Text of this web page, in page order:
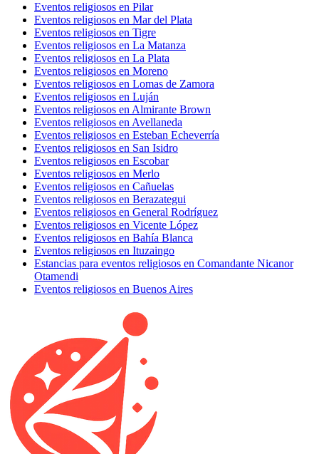
Eventos religiosos en Pilar
Eventos religiosos en Mar del Plata
Eventos religiosos en Tigre
Eventos religiosos en La Matanza
Eventos religiosos en La Plata
Eventos religiosos en Moreno
Eventos religiosos en Lomas de Zamora
Eventos religiosos en Luján
Eventos religiosos en Almirante Brown
Eventos religiosos en Avellaneda
Eventos religiosos en Esteban Echeverría
Eventos religiosos en San Isidro
Eventos religiosos en Escobar
Eventos religiosos en Merlo
Eventos religiosos en Cañuelas
Eventos religiosos en Berazategui
Eventos religiosos en General Rodríguez
Eventos religiosos en Vicente López
Eventos religiosos en Bahía Blanca
Eventos religiosos en Ituzaingo
Estancias para eventos religiosos en Comandante Nicanor
Otamendi
Eventos religiosos en Buenos Aires